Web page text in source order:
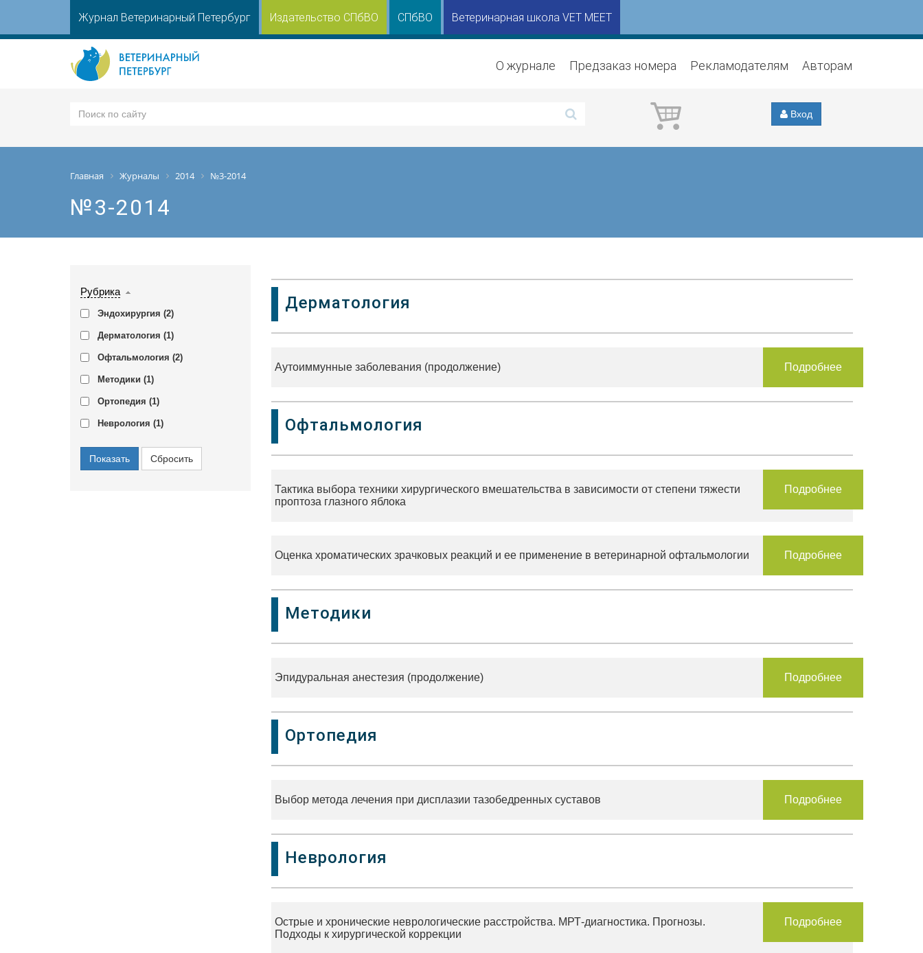
Журнал Ветеринарный Петербург Издательство СПбВО СПбВО Ветеринарная школа VET MEET
О журнале Предзаказ номера Рекламодателям Авторам
Вход
Главная Журналы 2014 №3-2014
№3-2014
Рубрика
Эндохирургия (2)
Дерматология (1)
Офтальмология (2)
Методики (1)
Ортопедия (1)
Неврология (1)
Дерматология
Аутоиммунные заболевания (продолжение) Подробнее
Офтальмология
Тактика выбора техники хирургического вмешательства в зависимости от степени тяжести
проптоза глазного яблока
Подробнее
Оценка хроматических зрачковых реакций и ее применение в ветеринарной офтальмологии Подробнее
Методики
Эпидуральная анестезия (продолжение) Подробнее
Ортопедия
Выбор метода лечения при дисплазии тазобедренных суставов Подробнее
Неврология
Острые и хронические неврологические расстройства. МРТ-диагностика. Прогнозы.
Подходы к хирургической коррекции
Подробнее